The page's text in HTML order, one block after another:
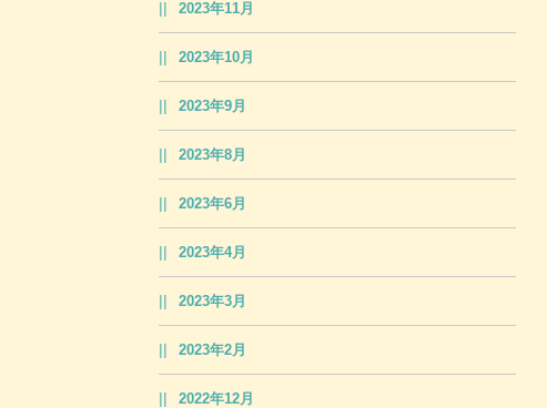
2023年11月
2023年10月
2023年9月
2023年8月
2023年6月
2023年4月
2023年3月
2023年2月
2022年12月